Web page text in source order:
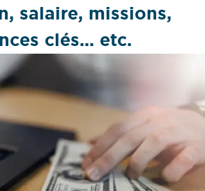
salaire, missions,
clés... etc.